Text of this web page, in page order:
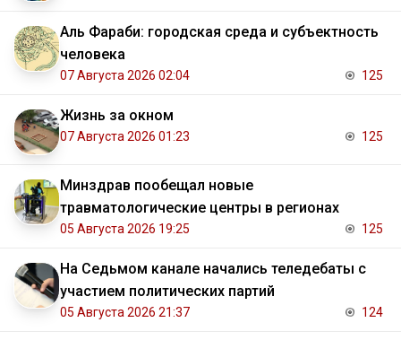
Аль Фараби: городская среда и субъектность
человека
07 Августа 2026 02:04 125
Жизнь за окном
07 Августа 2026 01:23 125
Минздрав пообещал новые
травматологические центры в регионах
05 Августа 2026 19:25 125
На Седьмом канале начались теледебаты с
участием политических партий
05 Августа 2026 21:37 124